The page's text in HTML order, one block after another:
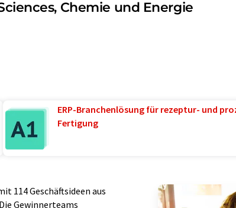
Chemie und Energie
ERP-Branchenlösung für rezeptur- und
Fertigung
114 Geschäftsideen aus
Gewinnerteams